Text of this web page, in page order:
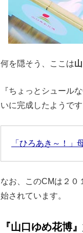
何を隠そう、ここは
『ちょっとシュール
いに完成したようです
「ひろあき～！
なお、このCMは２０
始されています。
『山口ゆめ花博